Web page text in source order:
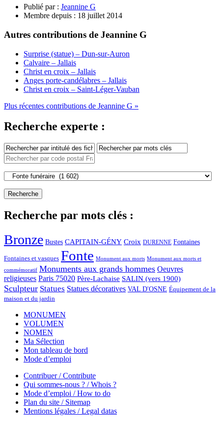
Publié par : Jeannine G
Membre depuis : 18 juillet 2014
Autres contributions de Jeannine G
Surprise (statue) – Dun-sur-Auron
Calvaire – Jallais
Christ en croix – Jallais
Anges porte-candélabres – Jallais
Christ en croix – Saint-Léger-Vauban
Plus récentes contributions de Jeannine G »
Recherche experte :
Recherche par mots clés :
Bronze Bustes CAPITAIN-GÉNY Croix DURENNE Fontaines
Fontaines et vasques Fonte Monument aux morts Monument aux morts et
commémoratif Monuments aux grands hommes Oeuvres
religieuses Paris 75020 Père-Lachaise SALIN (vers 1900)
Sculpteur Statues Statues décoratives VAL D'OSNE Équipement de la
maison et du jardin
MONUMEN
VOLUMEN
NOMEN
Ma Sélection
Mon tableau de bord
Mode d’emploi
Contribuer / Contribute
Qui sommes-nous ? / Whois ?
Mode d’emploi / How to do
Plan du site / Sitemap
Mentions légales / Legal datas